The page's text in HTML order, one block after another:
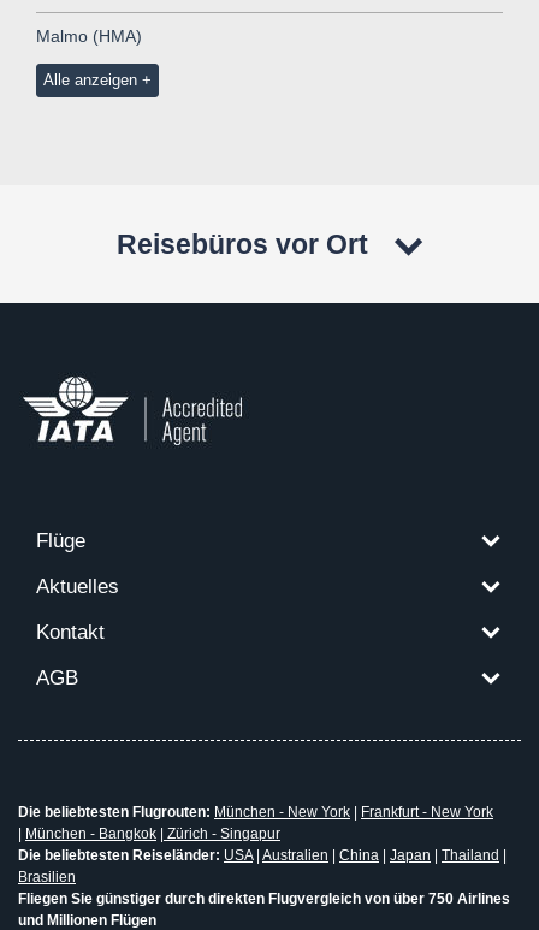
Malmo (HMA)
Alle anzeigen
Reisebüros vor Ort
Flüge
Aktuelles
Kontakt
AGB
Die beliebtesten Flugrouten: München - New York
Frankfurt - New York
München - Bangkok
Zürich - Singapur
Die beliebtesten Reiseländer: USA| Australien China Japan Thailand
Brasilien
Fliegen Sie günstiger durch direkten Flugvergleich von über 750 Airlines
und Millionen Flügen